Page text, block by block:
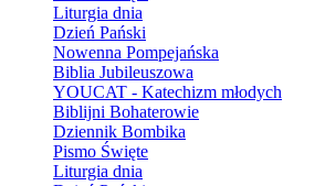
Liturgia dnia
Dzień Pański
Nowenna Pompejańska
Biblia Jubileuszowa
YOUCAT - Katechizm młodych
Biblijni Bohaterowie
Dziennik Bombika
Pismo Święte
Liturgia dnia